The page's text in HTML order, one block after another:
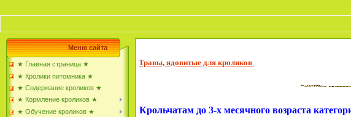
Меню сайта
★ Главная страница ★
★ Кролики питомника ★
★ Содержание кроликов ★
★ Кормление кроликов ★
★ Обучение кроликов ★
Травы, ядовитые для кроликов
Крольчатам до 3-х месячного возраста